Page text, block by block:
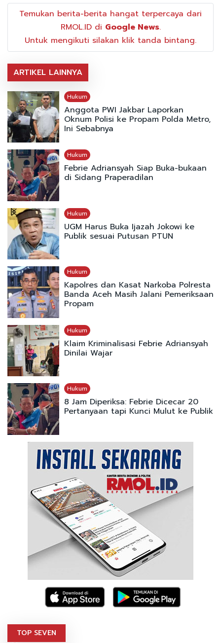
Temukan berita-berita hangat terpercaya dari
RMOL.ID di Google News.
Untuk mengikuti silakan klik tanda bintang.
ARTIKEL LAINNYA
Hukum
Anggota PWI Jakbar Laporkan
Oknum Polisi ke Propam Polda Metro,
Ini Sebabnya
Hukum
Febrie Adriansyah Siap Buka-bukaan
di Sidang Praperadilan
Hukum
UGM Harus Buka Ijazah Jokowi ke
Publik sesuai Putusan PTUN
Hukum
Kapolres dan Kasat Narkoba Polresta
Banda Aceh Masih Jalani Pemeriksaan
Propam
Hukum
Klaim Kriminalisasi Febrie Adriansyah
Dinilai Wajar
Hukum
8 Jam Diperiksa: Febrie Dicecar 20
Pertanyaan tapi Kunci Mulut ke Publik
TOP SEVEN